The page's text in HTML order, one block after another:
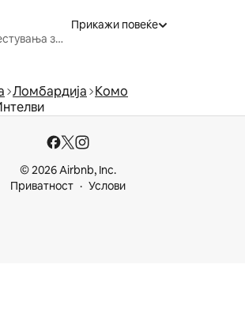
Изнајмување сместувања за одмор
Прикажи повеќе
Ломбардија Комо
© 2026 Airbnb, Inc.
Приватност
Услови